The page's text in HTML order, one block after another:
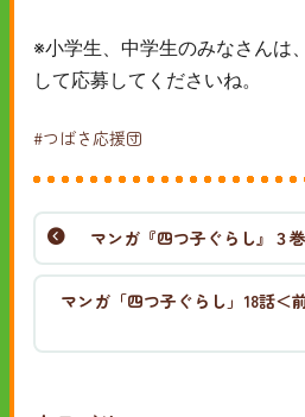
※小学生、中学生のみなさんは
して応募してくださいね。
#つばさ応援団
マンガ『四つ子ぐらし』３
マンガ「四つ子ぐらし」18話＜